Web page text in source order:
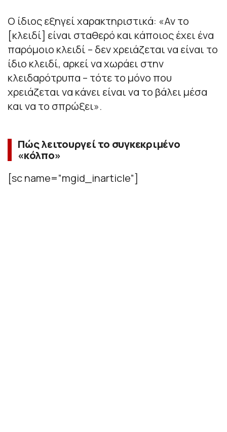
Ο ίδιος εξηγεί χαρακτηριστικά: «Αν το
[κλειδί] είναι σταθερό και κάποιος έχει ένα
παρόμοιο κλειδί – δεν χρειάζεται να είναι το
ίδιο κλειδί, αρκεί να χωράει στην
κλειδαρότρυπα – τότε το μόνο που
χρειάζεται να κάνει είναι να το βάλει μέσα
και να το σπρώξει».
Πώς λειτουργεί το συγκεκριμένο
«κόλπο»
[sc name=”mgid_inarticle”]